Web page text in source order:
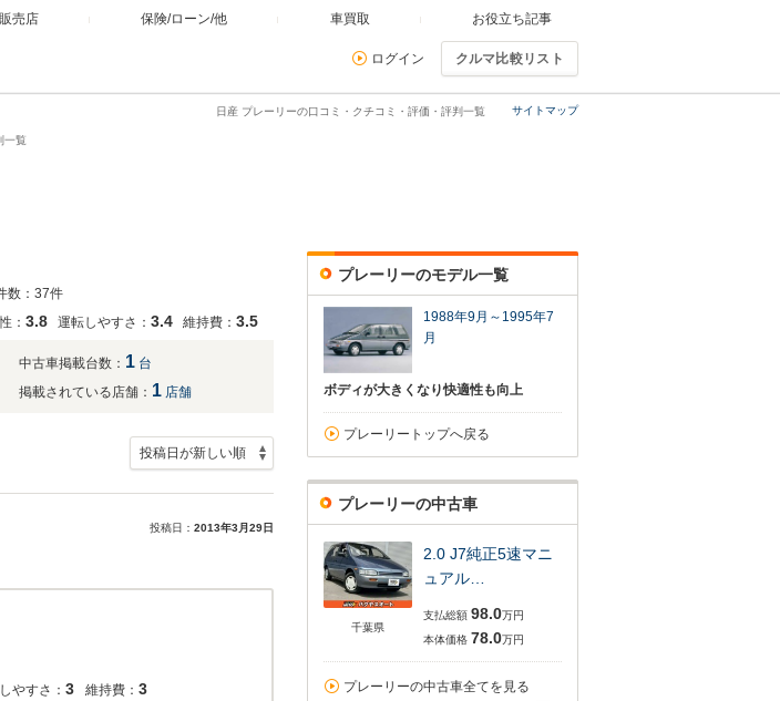
売店 保険/ローン/他 車買取 お役立ち記事
ログイン クルマ比較リスト
サイトマップ
日産 プレーリーの口コミ・クチコミ・評価・評判一覧
一覧
数：37件
： 3.8 運転しやすさ： 3.4 維持費： 3.5
中古車掲載台数： 1 台
掲載されている店舗： 1 店舗
投稿日： 2013年3月29日
やすさ： 3 維持費： 3
プレーリーのモデル一覧
1988年9月～1995年7
月
ボディが大きくなり快適性も向上
プレーリートップへ戻る
プレーリーの中古車
千葉県
2.0 J7純正5速マニ
ュアル…
支払総額 98.0万円
本体価格 78.0万円
プレーリーの中古車全てを見る